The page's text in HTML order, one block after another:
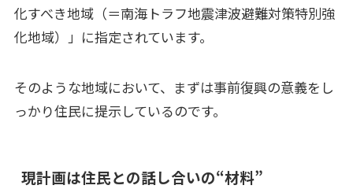
化すべき地域（＝南海トラフ地震津波避難対策特別強
化地域）」に指定されています。
そのような地域において、まずは事前復興の意義をし
っかり住民に提示しているのです。
現計画は住民との話し合いの“材料”